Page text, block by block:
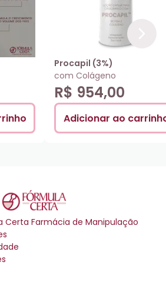
Procapil (3%)
com Colágeno
R$ 954,00
Adicionar ao
Certa Farmácia de Manipulação